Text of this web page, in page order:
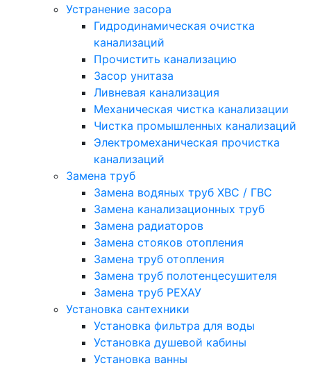
Устранение засора
Гидродинамическая очистка
канализаций
Прочистить канализацию
Засор унитаза
Ливневая канализация
Механическая чистка канализации
Чистка промышленных канализаций
Электромеханическая прочистка
канализаций
Замена труб
Замена водяных труб ХВС / ГВС
Замена канализационных труб
Замена радиаторов
Замена стояков отопления
Замена труб отопления
Замена труб полотенцесушителя
Замена труб РЕХАУ
Установка сантехники
Установка фильтра для воды
Установка душевой кабины
Установка ванны